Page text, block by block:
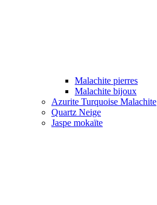
Malachite pierres
Malachite bijoux
Azurite Turquoise Malachite
Quartz Neige
Jaspe mokaïte